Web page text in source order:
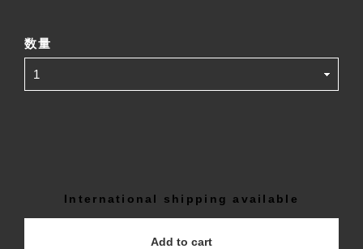
数量
International shipping available
Add to cart